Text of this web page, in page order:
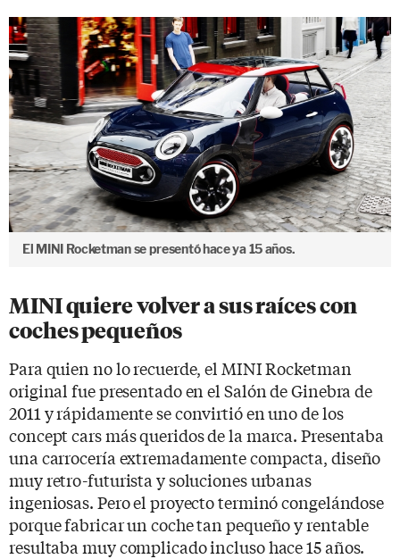
El MINI Rocketman se presentó hace ya 15 años.
MINI quiere volver a sus raíces con
coches pequeños
Para quien no lo recuerde, el MINI Rocketman
original fue presentado en el Salón de Ginebra de
2011 y rápidamente se convirtió en uno de los
concept cars más queridos de la marca. Presentaba
una carrocería extremadamente compacta, diseño
muy retro-futurista y soluciones urbanas
ingeniosas. Pero el proyecto terminó congelándose
porque fabricar un coche tan pequeño y rentable
resultaba muy complicado incluso hace 15 años.